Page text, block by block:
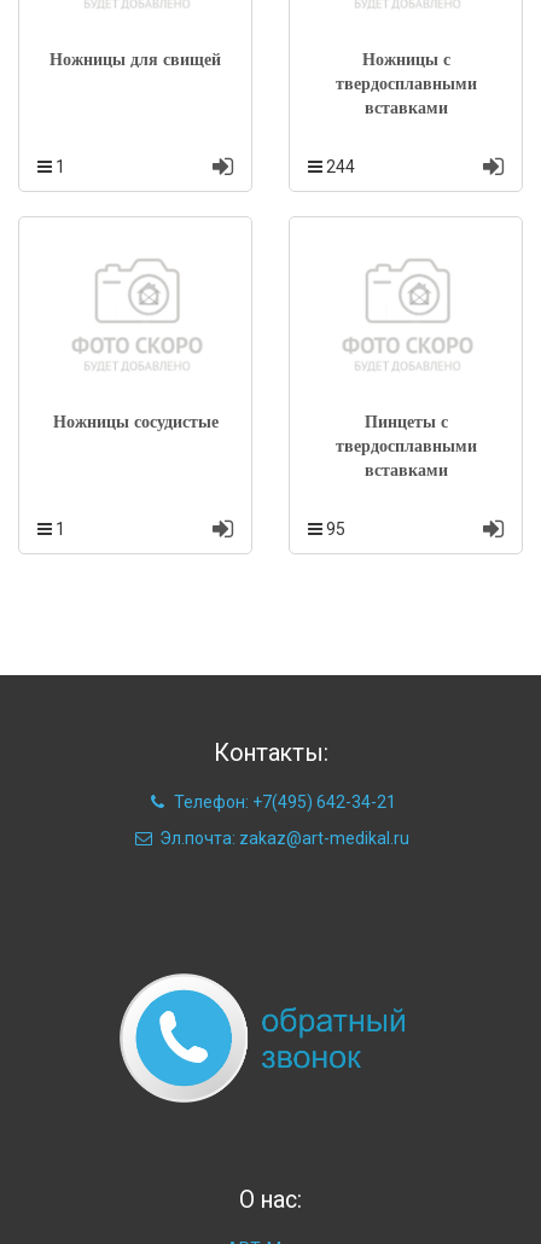
Ножницы для свищей
1
Ножницы с
твердосплавными
вставками
244
Ножницы сосудистые
1
Пинцеты с
твердосплавными
вставками
95
Контакты:
Телефон: +7(495) 642-34-21
Эл.почта: zakaz@art-medikal.ru
О нас: